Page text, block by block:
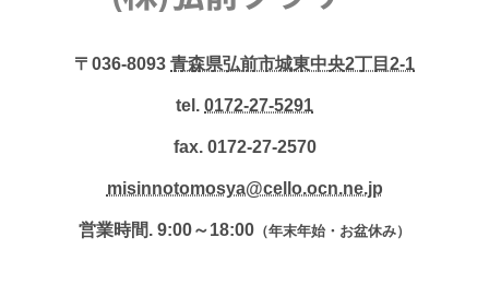
〒036-8093 青森県弘前市城東中央2丁目2-1
tel. 0172-27-5291
fax. 0172-27-2570
misinnotomosya@cello.ocn.ne.jp
営業時間. 9:00～18:00 （年末年始・お盆休み）